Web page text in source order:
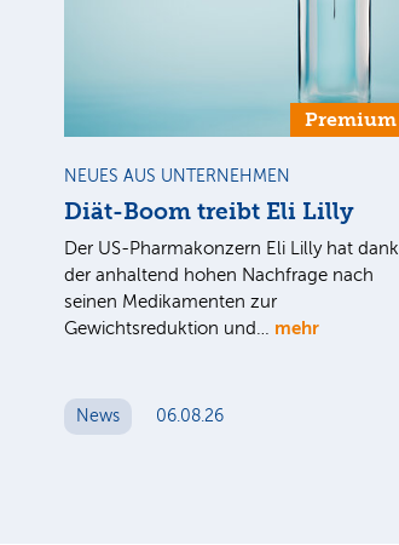
Premium
NEUES AUS UNTERNEHMEN
Diät-Boom treibt Eli Lilly
Der US-Pharmakonzern Eli Lilly hat dank
der anhaltend hohen Nachfrage nach
seinen Medikamenten zur
Gewichtsreduktion und… mehr
News 06.08.26